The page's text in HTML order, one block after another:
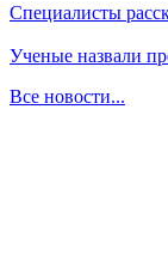
Специалисты
Ученые назвали
Все новости...